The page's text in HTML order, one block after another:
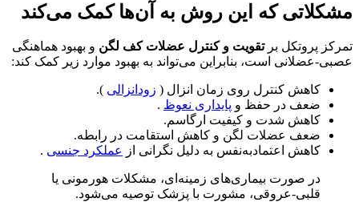
مشکلاتی که این روش به آن‌ها کمک می‌کند
تمرکز پروتکل برتقویت و کنترل عضلات کف لگن و بهبود هماهنگی
عصبی-عضلانی است، بنابراین می‌تواند به بهبود موارد زیر کمک کند:
کاهش کنترل روی زمان انزال ( زودانزالی ).
ضعف در حفظ و پایداری نعوظ .
کاهش شدت و کیفیت ارگاسم.
ضعف عضلات لگن و کاهش استقامت در رابطه.
کاهش اعتمادبه‌نفس به دلیل نگرانی از عملکرد جنسی .
در صورت بیماری‌های زمینه‌ای، مشکلات هورمونی یا
قلبی-عروقی، مشورت با پزشک توصیه می‌شود.